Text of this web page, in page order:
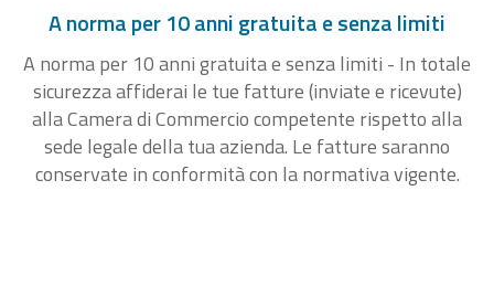
A norma per 10 anni gratuita e senza limiti
A norma per 10 anni gratuita e senza limiti - In totale
sicurezza affiderai le tue fatture (inviate e ricevute)
alla Camera di Commercio competente rispetto alla
sede legale della tua azienda. Le fatture saranno
conservate in conformità con la normativa vigente.